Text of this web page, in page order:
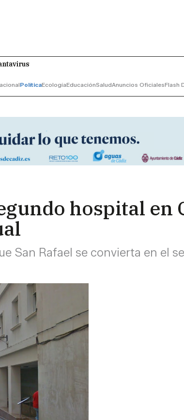
PolíticaEcologíaEducaciónSaludAnuncios OficialesFlash
hospital en
San Rafael se convierta en el